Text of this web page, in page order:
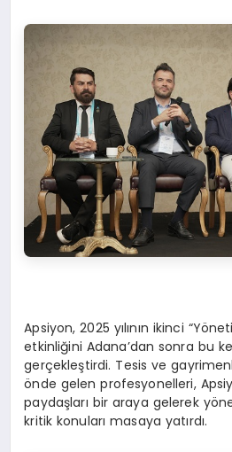
Apsiyon, 2025 yılının ikinci
etkinliğini Adana’dan sonra bu
gerçekleştirdi. Tesis ve
önde gelen profesyonelleri,
paydaşları bir araya gelerek
kritik konuları masaya yatırdı.